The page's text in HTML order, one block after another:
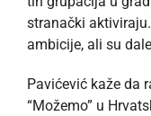
stranački
ambicije, ali su
Pavićević kaže da
“Možemo” u